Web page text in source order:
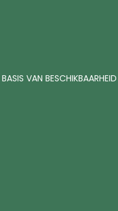
VAN